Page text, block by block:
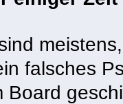
falsches
Board